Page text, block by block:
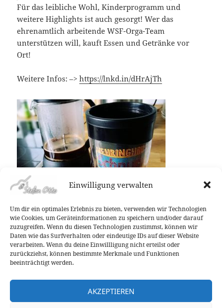
Einwilligung verwalten
Um dir ein optimales Erlebnis zu bieten, verwenden wir Technologien
wie Cookies, um Geräteinformationen zu speichern und/oder darauf
zuzugreifen. Wenn du diesen Technologien zustimmst, können wir
Daten wie das Surfverhalten oder eindeutige IDs auf dieser Website
verarbeiten. Wenn du deine Einwillligung nicht erteilst oder
zurückziehst, können bestimmte Merkmale und Funktionen
beeinträchtigt werden.
AKZEPTIEREN
Für das leibliche Wohl, Kinderprogramm und
weitere Highlights ist auch gesorgt! Wer das
ehrenamtlich arbeitende WSF-Orga-Team
unterstützen will, kauft Essen und Getränke vor
Ort!
Weitere Infos: –>https://lnkd.in/dHrAjTh
Veröffentlicht
am
16. Mai 2018 Autor
Stefan Otto Kategorien
Allgemein
Beitragsnavigation
ZURÜCK
Vorheriger
Tag am See 2018!
Nächster
Tag der offenen Hinterhöfe 2018!